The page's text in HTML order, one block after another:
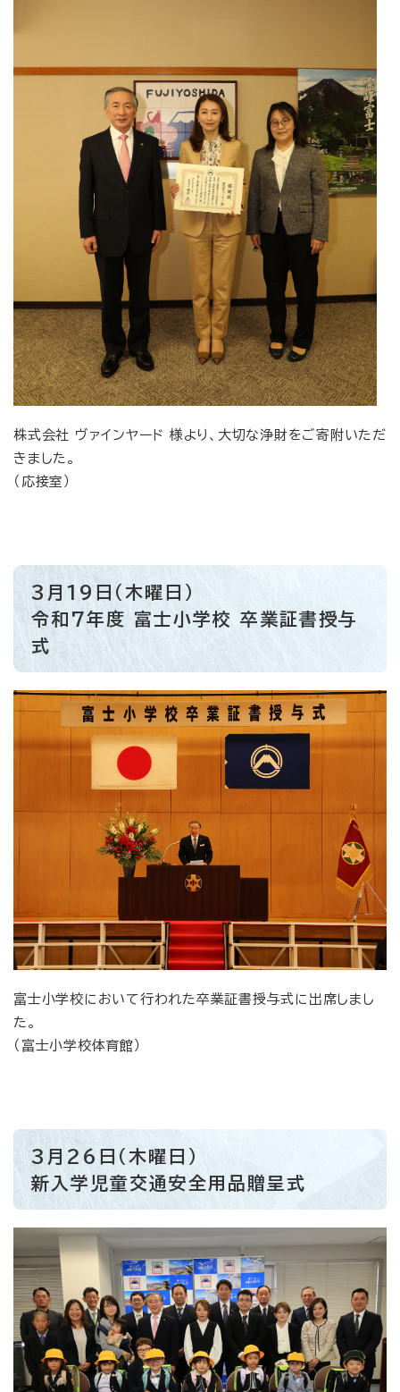
株式会社 ヴァインヤード 様より、大切な浄財をご寄附いただ
きました。
（応接室）
3月19日（木曜日）
令和7年度 富士小学校 卒業証書授与
式
富士小学校において行われた卒業証書授与式に出席しまし
た。
（富士小学校体育館）
3月26日（木曜日）
新入学児童交通安全用品贈呈式